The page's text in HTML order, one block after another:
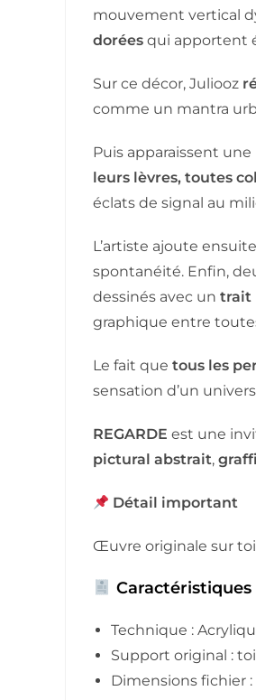
mouvement vertical
dorées qui apportent
Sur ce décor, Juliooz
comme un mantra
Puis apparaissent une
leurs lèvres, toutes
éclats de signal au
L’artiste ajoute ensuite
spontanéité. Enfin,
dessinés avec un trait
graphique entre
Le fait que tous les
sensation d’un
REGARDE est une
pictural abstrait,
Détail important
Œuvre originale sur
Technique :
Support original :
Dimensions fichier